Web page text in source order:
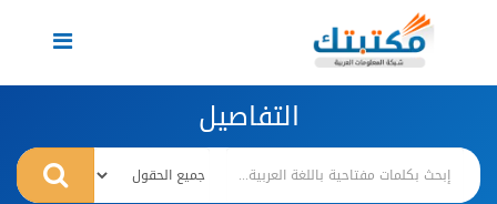
Toggle
navigation
التفاصيل